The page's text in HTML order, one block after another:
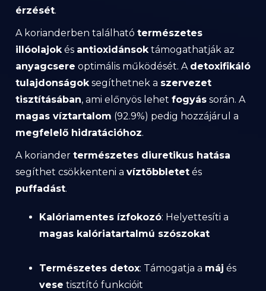
érzését.
A korianderben található természetes
illóolajok és antioxidánsok támogathatják az
anyagcsere optimális működését. A detoxifikáló
tulajdonságok segíthetnek a szervezet
tisztításában, ami előnyös lehet fogyás során. A
magas víztartalom (92.9%) pedig hozzájárul a
megfelelő hidratációhoz.
A koriander természetes diuretikus hatása
segíthet csökkenteni a víztöbbletet és
puffadást.
Kalóriamentes ízfokozó: Helyettesíti a
magas kalóriatartalmú szószokat
Természetes detox: Támogatja a máj és
vese tisztító funkcióit